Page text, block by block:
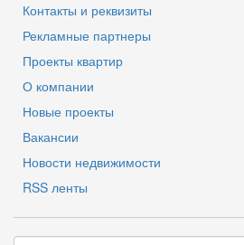
Контакты и реквизиты
Рекламные партнеры
Проекты квартир
О компании
Новые проекты
Вакансии
Новости недвижимости
RSS ленты